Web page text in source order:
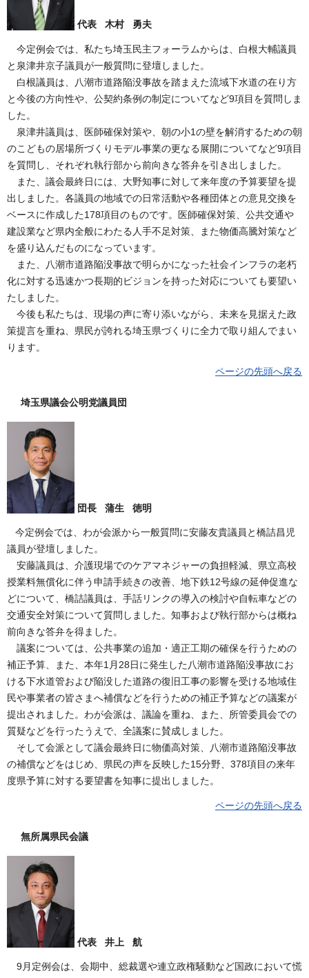
代表 木村 勇夫
今定例会では、私たち埼玉民主フォーラムからは、白根大輔議員
と泉津井京子議員が一般質問に登壇しました。
白根議員は、八潮市道路陥没事故を踏まえた流域下水道の在り方
と今後の方向性や、公契約条例の制定についてなど9項目を質問しま
した。
泉津井議員は、医師確保対策や、朝の小1の壁を解消するための朝
のこどもの居場所づくりモデル事業の更なる展開についてなど9項目
を質問し、それぞれ執行部から前向きな答弁を引き出しました。
また、議会最終日には、大野知事に対して来年度の予算要望を提
出しました。各議員の地域での日常活動や各種団体との意見交換を
ベースに作成した178項目のものです。医師確保対策、公共交通や
建設業など県内全般にわたる人手不足対策、また物価高騰対策など
を盛り込んだものになっています。
また、八潮市道路陥没事故で明らかになった社会インフラの老朽
化に対する迅速かつ長期的ビジョンを持った対応についても要望い
たしました。
今後も私たちは、現場の声に寄り添いながら、未来を見据えた政
策提言を重ね、県民が誇れる埼玉県づくりに全力で取り組んでまい
ります。
ページの先頭へ戻る
埼玉県議会公明党議員団
団長 蒲生 徳明
今定例会では、わが会派から一般質問に安藤友貴議員と橋詰昌児
議員が登壇しました。
安藤議員は、介護現場でのケアマネジャーの負担軽減、県立高校
授業料無償化に伴う申請手続きの改善、地下鉄12号線の延伸促進な
どについて、橋詰議員は、手話リンクの導入の検討や自転車などの
交通安全対策について質問しました。知事および執行部からは概ね
前向きな答弁を得ました。
議案については、公共事業の追加・適正工期の確保を行うための
補正予算、また、本年1月28日に発生した八潮市道路陥没事故にお
ける下水道管および陥没した道路の復旧工事の影響を受ける地域住
民や事業者の皆さまへ補償などを行うための補正予算などの議案が
提出されました。わが会派は、議論を重ね、また、所管委員会での
質疑などを行ったうえで、全議案に賛成しました。
そして会派として議会最終日に物価高対策、八潮市道路陥没事故
の補償などをはじめ、県民の声を反映した15分野、378項目の来年
度県予算に対する要望書を知事に提出しました。
ページの先頭へ戻る
無所属県民会議
代表 井上 航
9月定例会は、会期中、総裁選や連立政権騒動など国政において慌